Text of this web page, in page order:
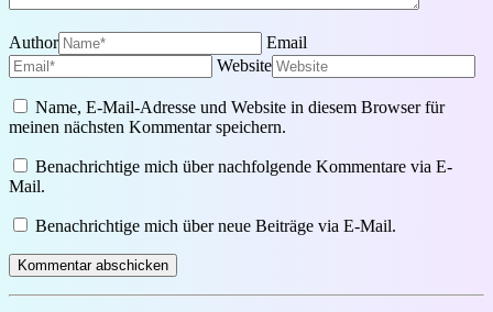
Author
Email
Website
Name, E-Mail-Adresse und Website in diesem Browser für
meinen nächsten Kommentar speichern.
Benachrichtige mich über nachfolgende Kommentare via E-
Mail.
Benachrichtige mich über neue Beiträge via E-Mail.